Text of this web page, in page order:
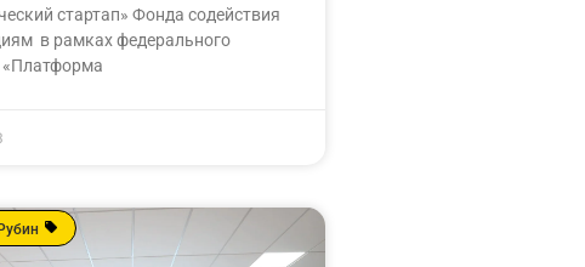
стартап» Фонда содействия
в рамках федерального
«Платформа